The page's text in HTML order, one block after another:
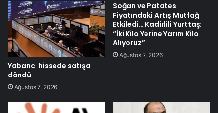
Yabancı hissede satışa
döndü
Ağustos 7, 2026
Soğan ve Patates
Fiyatındaki Artış Mutfağı
Etkiledi… Kadirlili Yurttaş:
“İki Kilo Yerine Yarım Kilo
Alıyoruz”
Ağustos 7, 2026